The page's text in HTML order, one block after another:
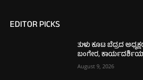
EDITOR PICKS
ತುಳು ಕೂಟ ಬೆದ್ರದ
ಬಂಗೇರ,
August 9, 2026